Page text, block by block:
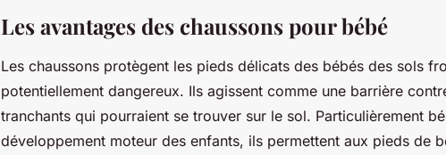
Les avantages des chaussons pour bébé
Les chaussons protègent les pieds délicats des bébés des sols
potentiellement dangereux. Ils agissent comme une barrière
tranchants qui pourraient se trouver sur le sol. Particulièrement
développement moteur des enfants, ils permettent aux pieds de